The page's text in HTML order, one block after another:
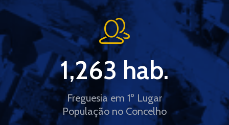
Freguesia em 1º Lugar
População no Concelho
1,263 hab.